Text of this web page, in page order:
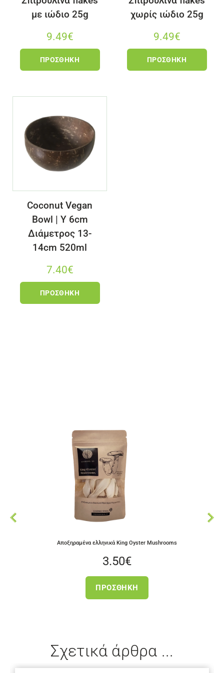
με ιώδιο 25g
9.49€
ΠΡΟΣΘΉΚΗ
χωρίς ιώδιο 25g
9.49€
ΠΡΟΣΘΉΚΗ
Coconut Vegan
Bowl | Y 6cm
Διάμετρος 13-
14cm 520ml
7.40€
ΠΡΟΣΘΉΚΗ
Αποξηραμένα ελληνικά King Oyster Mushrooms
3.50€
ΠΡΟΣΘΉΚΗ
Σχετικά άρθρα ...